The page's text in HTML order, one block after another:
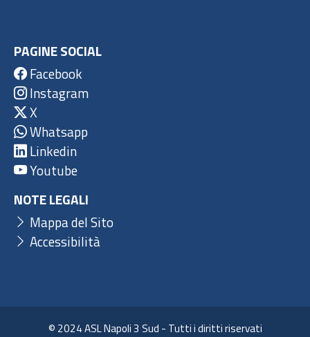
PAGINE SOCIAL
Facebook
Instagram
X
Whatsapp
Linkedin
Youtube
NOTE LEGALI
Mappa del Sito
Accessibilità
© 2024 ASL Napoli 3 Sud - Tutti i diritti riservati